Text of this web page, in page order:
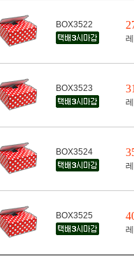
BOX3522
BOX3523
BOX3524
BOX3525